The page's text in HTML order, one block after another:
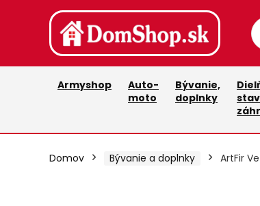
Armyshop
Auto-
moto
Bývanie,
doplnky
Domov Bývanie a doplnky ArtFir